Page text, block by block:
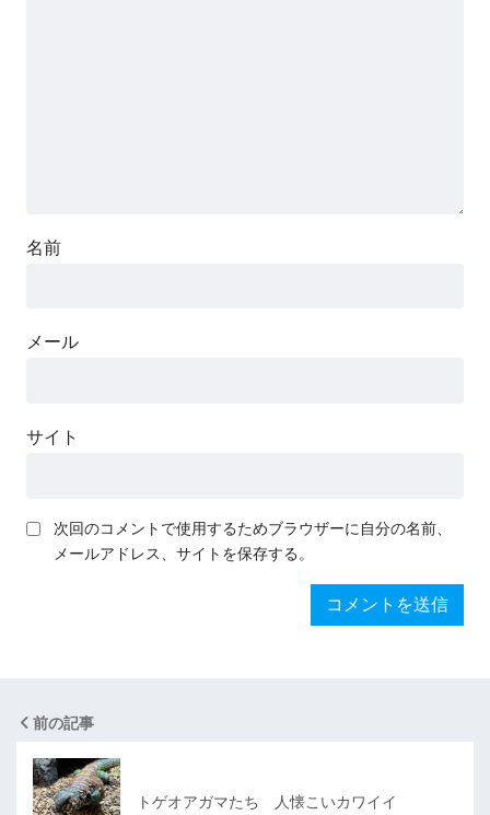
名前
メール
サイト
次回のコメントで使用するためブラウザーに自分の名前、
メールアドレス、サイトを保存する。
前の記事
トゲオアガマたち 人懐こいカワイイ